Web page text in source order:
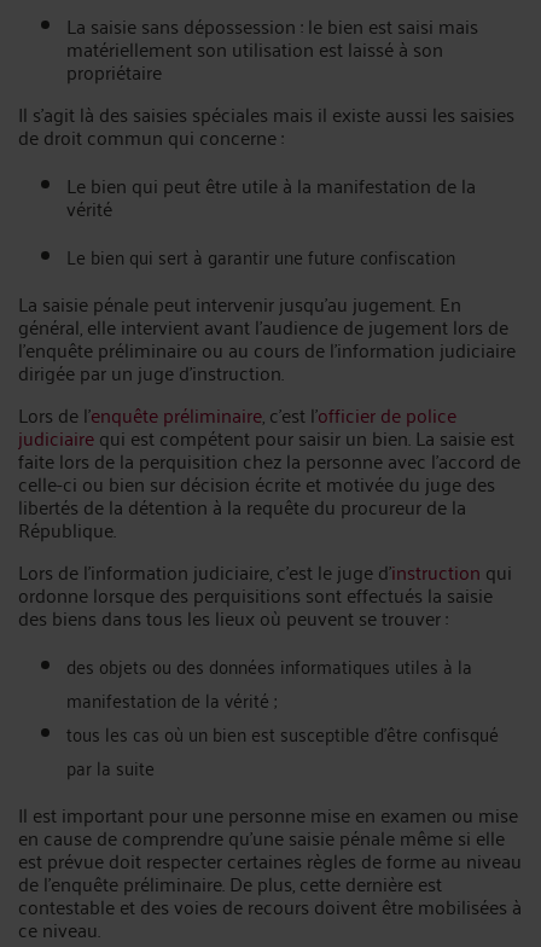
La saisie sans dépossession : le bien est saisi mais
matériellement son utilisation est laissé à son
propriétaire
Il s’agit là des saisies spéciales mais il existe aussi les saisies
de droit commun qui concerne :
Le bien qui peut être utile à la manifestation de la
vérité
Le bien qui sert à garantir une future confiscation
La saisie pénale peut intervenir jusqu’au jugement. En
général, elle intervient avant l’audience de jugement lors de
l’enquête préliminaire ou au cours de l’information judiciaire
dirigée par un juge d’instruction.
Lors de l’enquête préliminaire, c’est l’officier de police
judiciairequi est compétent pour saisir un bien. La saisie est
faite lors de la perquisition chez la personne avec l’accord de
celle-ci ou bien sur décision écrite et motivée du juge des
libertés de la détention à la requête du procureur de la
République.
Lors de l’information judiciaire, c’est le juge d’instruction qui
ordonne lorsque des perquisitions sont effectués la saisie
des biens dans tous les lieux où peuvent se trouver :
des objets ou des données informatiques utiles à la
manifestation de la vérité ;
tous les cas où un bien est susceptible d’être confisqué
par la suite
Il est important pour une personne mise en examen ou mise
en cause de comprendre qu’une saisie pénale même si elle
est prévue doit respecter certaines règles de forme au niveau
de l’enquête préliminaire. De plus, cette dernière est
contestable et des voies de recours doivent être mobilisées à
ce niveau.